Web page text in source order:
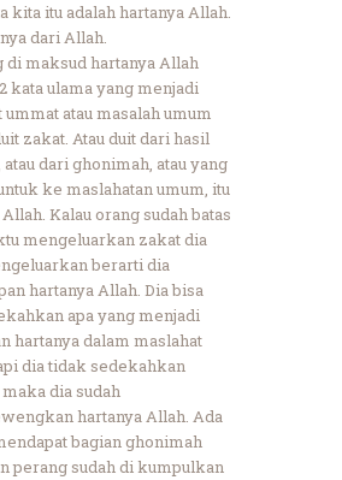
kita itu adalah hartanya Allah.
dari Allah.
di maksud hartanya Allah
kata ulama yang menjadi
ummat atau masalah umum
zakat. Atau duit dari hasil
atau dari ghonimah, atau yang
ke maslahatan umum, itu
Kalau orang sudah batas
mengeluarkan zakat dia
berarti dia
hartanya Allah. Dia bisa
apa yang menjadi
hartanya dalam maslahat
dia tidak sedekahkan
dia sudah
hartanya Allah. Ada
bagian ghonimah
perang sudah di kumpulkan